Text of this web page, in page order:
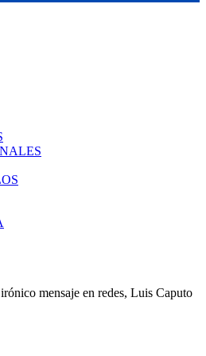
mensaje en redes, Luis Caputo